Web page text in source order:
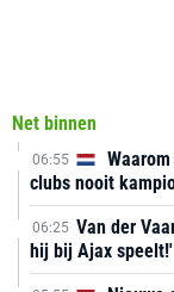
Net binnen
06:55
clubs nooit
06:25 Van der
hij bij Ajax speelt!'